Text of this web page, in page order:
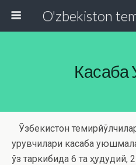
Ўзбекистон
қурувчилари касаба
ўз таркибида 6 та ҳудудий,